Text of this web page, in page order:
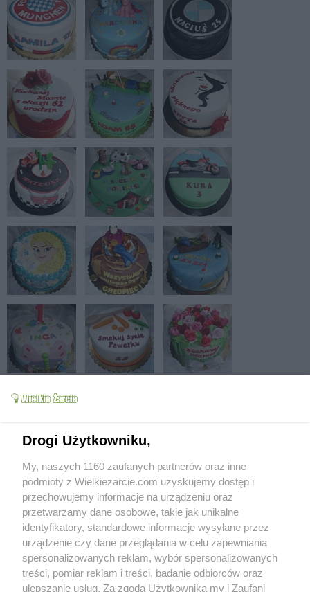
Drogi Użytkowniku,
My, naszych 1160 zaufanych partnerów oraz inne
podmioty z Wielkiezarcie.com uzyskujemy dostęp i
przechowujemy informacje na urządzeniu oraz
przetwarzamy dane osobowe, takie jak unikalne
identyfikatory, standardowe informacje wysyłane przez
urządzenie czy dane przeglądania w celu zapewniania
spersonalizowanych reklam, wybór spersonalizowanych
treści, pomiar reklam i treści, badanie odbiorców oraz
ulepszanie usług. Za zgodą Użytkownika my i Zaufani